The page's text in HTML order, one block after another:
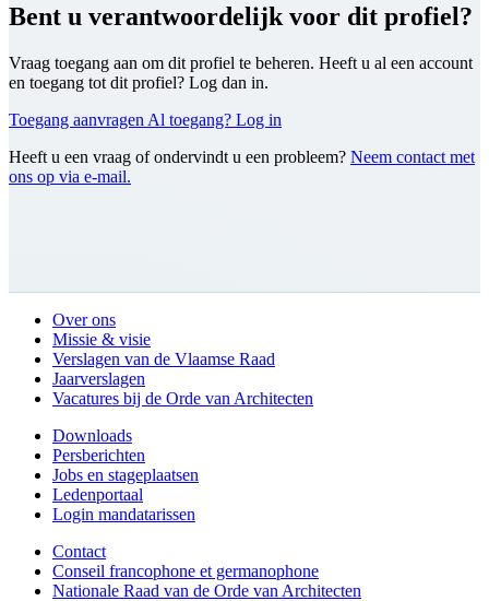
Bent u verantwoordelijk voor dit profiel?
Vraag toegang aan om dit profiel te beheren. Heeft u al een account
en toegang tot dit profiel? Log dan in.
Toegang aanvragen Al toegang? Log in
Heeft u een vraag of ondervindt u een probleem? Neem contact met
ons op via e-mail.
Over ons
Missie & visie
Verslagen van de Vlaamse Raad
Jaarverslagen
Vacatures bij de Orde van Architecten
Downloads
Persberichten
Jobs en stageplaatsen
Ledenportaal
Login mandatarissen
Contact
Conseil francophone et germanophone
Nationale Raad van de Orde van Architecten